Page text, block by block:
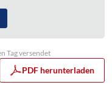
Tag versendet
PDF herunterladen